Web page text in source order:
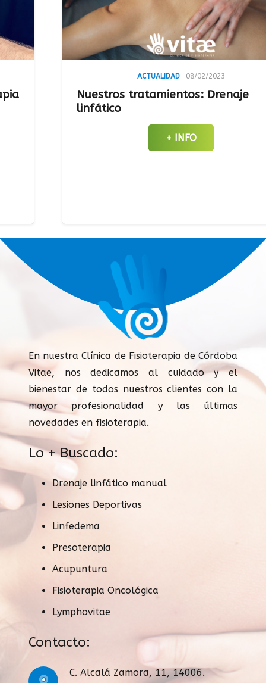
08/02/2023
Nuestros tratamientos: Drenaje
En nuestra Clínica de Fisioterapia de Córdoba
Vitae, nos dedicamos al cuidado y el
bienestar de todos nuestros clientes con la
mayor profesionalidad y las últimas
novedades en fisioterapia.
Lo + Buscado:
Drenaje linfático manual
Lesiones Deportivas
Linfedema
Presoterapia
Acupuntura
Fisioterapia Oncológica
Lymphovitae
Contacto:
C. Alcalá Zamora, 11, 14006.